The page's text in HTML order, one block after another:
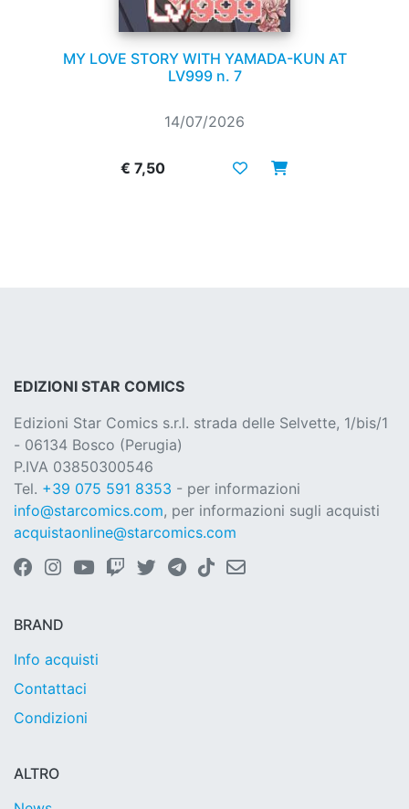
MY LOVE STORY WITH YAMADA-KUN AT
LV999 n. 7
14/07/2026
€ 7,50
EDIZIONI STAR COMICS
Edizioni Star Comics s.r.l. strada delle Selvette, 1/bis/1
- 06134 Bosco (Perugia)
P.IVA 03850300546
Tel. +39 075 591 8353 - per informazioni
info@starcomics.com, per informazioni sugli acquisti
acquistaonline@starcomics.com
BRAND
Info acquisti
Contattaci
Condizioni
ALTRO